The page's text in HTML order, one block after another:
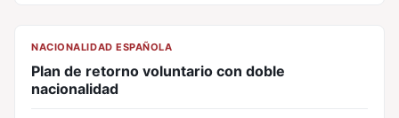
NACIONALIDAD ESPAÑOLA
Plan de retorno voluntario con doble
nacionalidad